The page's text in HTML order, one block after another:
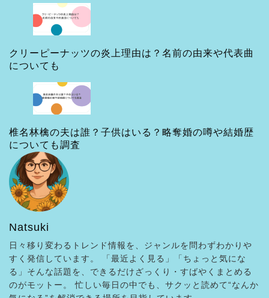
クリーピーナッツの炎上理由は？名前の由来や代表曲
についても
椎名林檎の夫は誰？子供はいる？略奪婚の噂や結婚歴
についても調査
Natsuki
日々移り変わるトレンド情報を、ジャンルを問わずわかりや
すく発信しています。 「最近よく見る」「ちょっと気にな
る」そんな話題を、できるだけざっくり・すばやくまとめる
のがモットー。 忙しい毎日の中でも、サクッと読めて“なんか